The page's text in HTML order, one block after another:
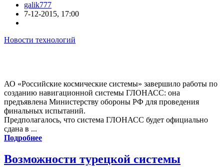
galik777
7-12-2015, 17:00
Новости технологий
АО «Российские космические системы» завершило работы по
созданию навигационной системы ГЛОНАСС: она
предъявлена Министерству обороны РФ для проведения
финальных испытаний.
Предполагалось, что система ГЛОНАСС будет официально
сдана в ...
Подробнее
Возможности турецкой системы